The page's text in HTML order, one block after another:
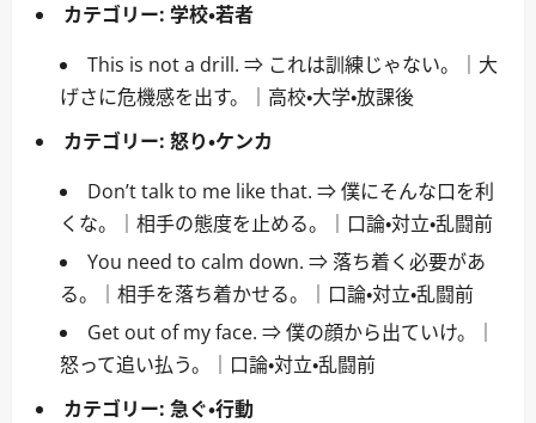
カテゴリー: 学校・若者
This is not a drill. ⇒ これは訓練じゃない。｜大
げさに危機感を出す。｜高校・大学・放課後
カテゴリー: 怒り・ケンカ
Don’t talk to me like that. ⇒ 僕にそんな口を利
くな。｜相手の態度を止める。｜口論・対立・乱闘前
You need to calm down. ⇒ 落ち着く必要があ
る。｜相手を落ち着かせる。｜口論・対立・乱闘前
Get out of my face. ⇒ 僕の顔から出ていけ。｜
怒って追い払う。｜口論・対立・乱闘前
カテゴリー: 急ぐ・行動